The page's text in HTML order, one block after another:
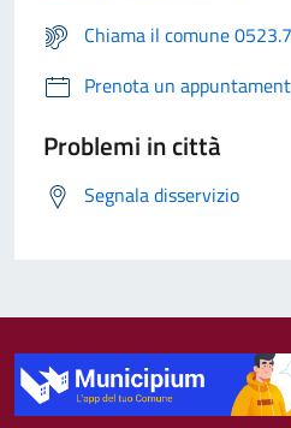
Chiama il comune
Prenota un
Problemi in città
Segnala disservizio